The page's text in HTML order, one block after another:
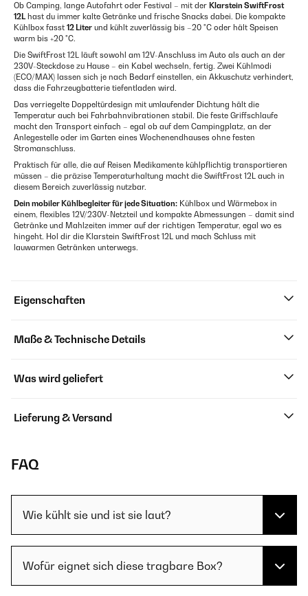
Ob Camping, lange Autofahrt oder Festival – mit der Klarstein SwiftFrost
12L hast du immer kalte Getränke und frische Snacks dabei. Die kompakte
Kühlbox fasst 12 Liter und kühlt zuverlässig bis –20 °C oder hält Speisen
warm bis +20 °C.
Die SwiftFrost 12L läuft sowohl am 12V-Anschluss im Auto als auch an der
230V-Steckdose zu Hause – ein Kabel wechseln, fertig. Zwei Kühlmodi
(ECO/MAX) lassen sich je nach Bedarf einstellen, ein Akkuschutz verhindert,
dass die Fahrzeugbatterie tiefentladen wird.
Das verriegelte Doppeltürdesign mit umlaufender Dichtung hält die
Temperatur auch bei Fahrbahnvibrationen stabil. Die feste Griffschlaufe
macht den Transport einfach – egal ob auf dem Campingplatz, an der
Anlegestelle oder im Garten eines Wochenendhauses ohne festen
Stromanschluss.
Praktisch für alle, die auf Reisen Medikamente kühlpflichtig transportieren
müssen – die präzise Temperaturhaltung macht die SwiftFrost 12L auch in
diesem Bereich zuverlässig nutzbar.
Dein mobiler Kühlbegleiter für jede Situation: Kühlbox und Wärmebox in
einem, flexibles 12V/230V-Netzteil und kompakte Abmessungen – damit sind
Getränke und Mahlzeiten immer auf der richtigen Temperatur, egal wo es
hingeht. Hol dir die Klarstein SwiftFrost 12L und mach Schluss mit
lauwarmen Getränken unterwegs.
Eigenschaften
Maße & Technische Details
Was wird geliefert
Lieferung & Versand
FAQ
Wie kühlt sie und ist sie laut?
Wofür eignet sich diese tragbare Box?